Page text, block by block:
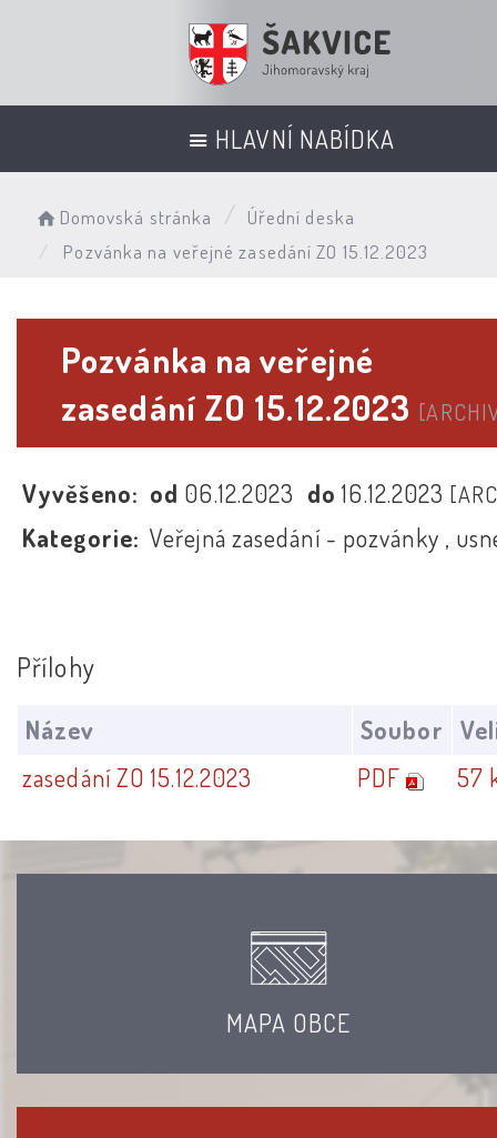
HLAVNÍ NABÍDKA
Domovská stránka
Úřední deska
Pozvánka na veřejné zasedání ZO 15.12.2023
Pozvánka na veřejné
zasedání ZO 15.12.2023
Vyvěšeno: od 06.12.2023 do16.12.2023
Kategorie: Veřejná zasedání - pozvánky ,
Přílohy
Název Soubor
zasedání ZO 15.12.2023
PDF 57
MAPA OBCE